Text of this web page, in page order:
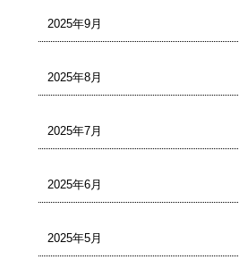
2025年9月
2025年8月
2025年7月
2025年6月
2025年5月